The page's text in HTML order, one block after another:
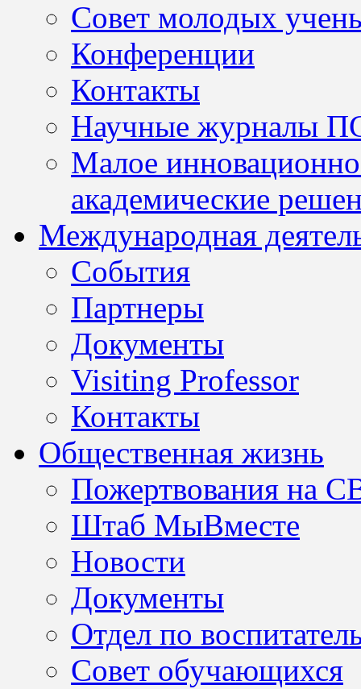
Совет молодых
Конференции
Контакты
Научные журналы
Малое
академические
Международная
События
Партнеры
Документы
Visiting Professor
Контакты
Общественная жизнь
Пожертвования на
Штаб МыВместе
Новости
Документы
Отдел по
Совет обучающихся